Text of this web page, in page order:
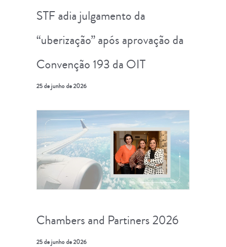
STF adia julgamento da
“uberização” após aprovação da
Convenção 193 da OIT
25 de junho de 2026
Chambers and Partiners 2026
25 de junho de 2026